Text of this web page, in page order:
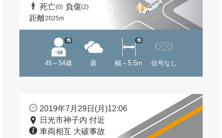
死亡(0) 負傷(2)
距離2025m
45～54歳
他
曇 幅～5.5m
他
信号なし
2019年7月29日(月)12:06
日光市神子内 付近
車両相互 大破事故